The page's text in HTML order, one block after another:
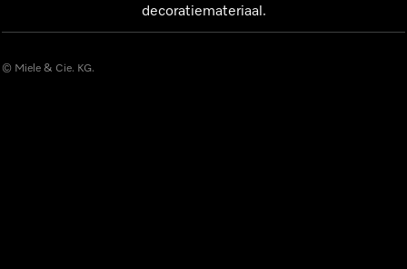
decoratiemateriaal.
© Miele & Cie. KG.